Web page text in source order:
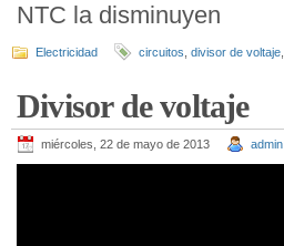
NTC la disminuyen
Electricidad circuitos divisor de voltaje
Divisor de voltaje
miércoles, 22 de mayo de 2013 admin